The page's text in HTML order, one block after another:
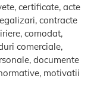
certificate, acte
contracte
comodat,
comerciale,
documente
motivatii